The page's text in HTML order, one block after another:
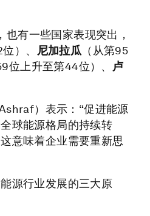
有一些国家表现突出，
）、 尼加拉瓜 （从第95
位上升至第44位）、
卢
）表示：“促进能源
球能源格局的持续转
意味着企业需要重新思
源行业发展的三大原